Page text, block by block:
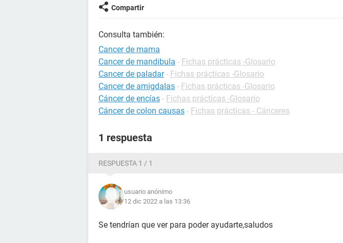
Compartir
Consulta también:
Cancer de mama
Cancer de mandibula - Fichas prácticas -Glosario
Cancer de paladar - Fichas prácticas -Glosario
Cancer de amigdalas - Fichas prácticas -Glosario
Cáncer de encías - Fichas prácticas -Glosario
Cáncer de colon causas - Fichas prácticas - Cánceres
1 respuesta
RESPUESTA 1 / 1
usuario anónimo
12 dic 2022 a las 13:36
Se tendrían que ver para poder ayudarte,saludos